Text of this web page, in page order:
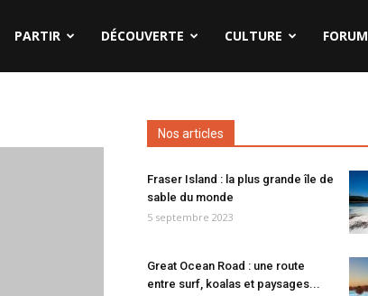
PARTIR DÉCOUVERTE CULTURE FORUM
Nos articles
Fraser Island : la plus grande île de
sable du monde
5 septembre 2023
Great Ocean Road : une route
entre surf, koalas et paysages...